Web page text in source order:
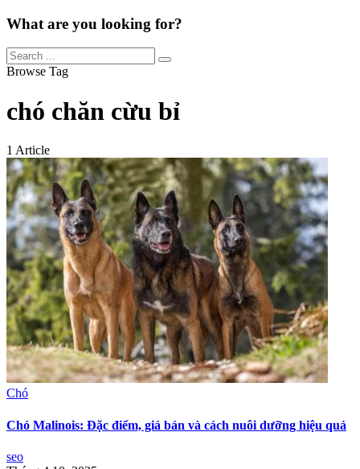
What are you looking for?
Browse Tag
chó chăn cừu bỉ
1 Article
Chó
Chó Malinois: Đặc điểm, giá bán và cách nuôi dưỡng hiệu quả
seo